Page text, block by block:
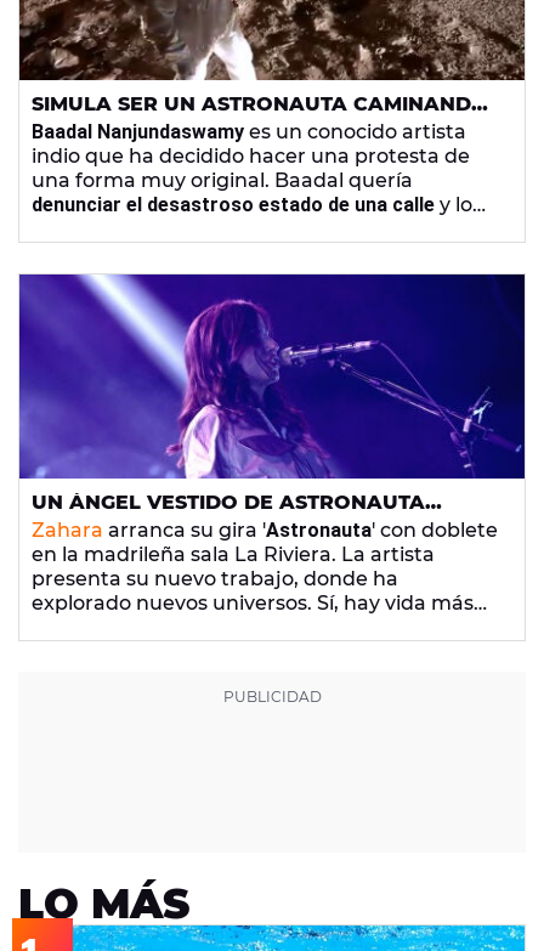
SIMULA SER UN ASTRONAUTA CAMINANDO
POR MARTE PARA DENUNCIAR EL MAL
ESTADO DE UNA CALLE
Baadal Nanjundaswamy es un conocido artista
indio que ha decidido hacer una protesta de
una forma muy original. Baadal quería
denunciar el desastroso estado de una calle y lo
UN ÁNGEL VESTIDO DE ASTRONAUTA
ATERRIZA EN LA RIVIERA
Zahara arranca su gira 'Astronauta' con doblete
en la madrileña sala La Riviera. La artista
presenta su nuevo trabajo, donde ha
explorado nuevos universos. Sí, hay vida más
LO MÁS